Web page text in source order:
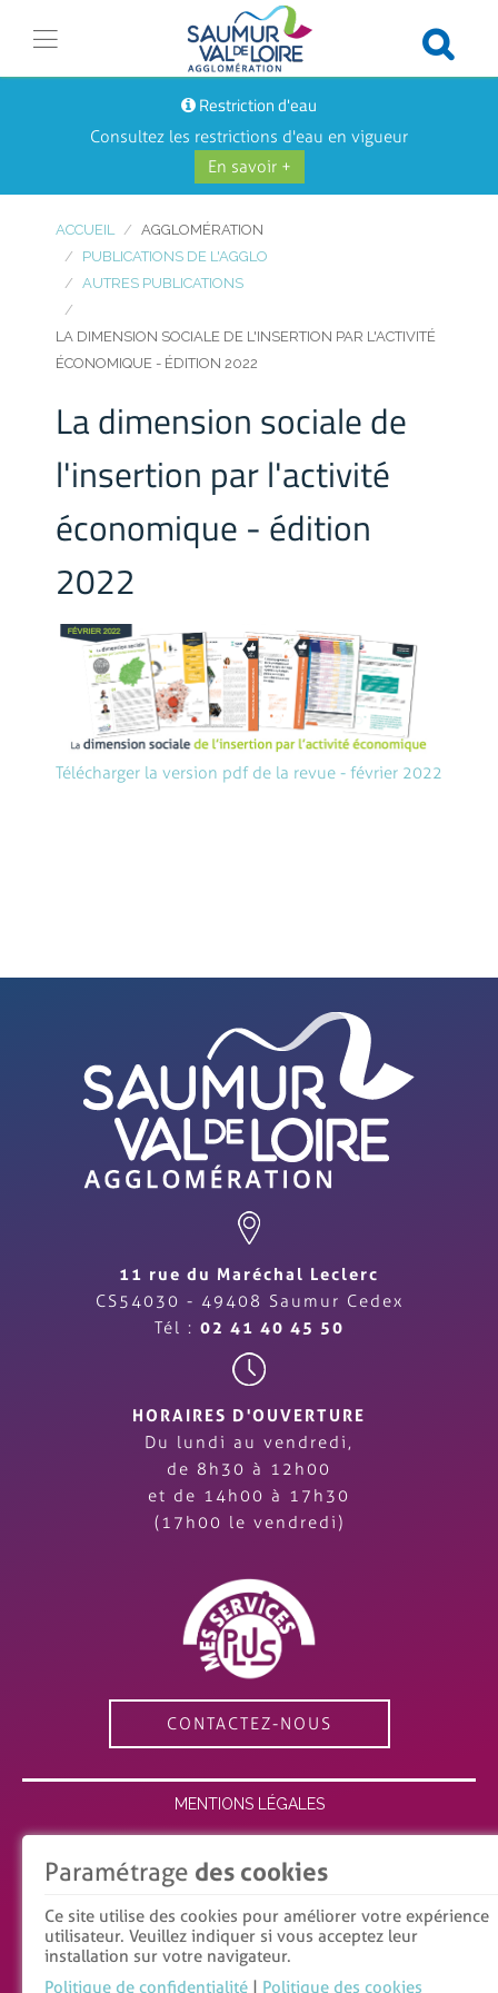
Restriction d'eau
Consultez les restrictions d'eau en vigueur
En savoir +
ACCUEIL
AGGLOMÉRATION
PUBLICATIONS DE L'AGGLO
AUTRES PUBLICATIONS
LA DIMENSION SOCIALE DE L'INSERTION PAR L'ACTIVITÉ
ÉCONOMIQUE - ÉDITION 2022
La dimension sociale de
l'insertion par l'activité
économique - édition
2022
Télécharger la version pdf de la revue - février 2022
Paramétrage des cookies
Ce site utilise des cookies pour améliorer votre expérience
utilisateur. Veuillez indiquer si vous acceptez leur
installation sur votre navigateur.
Politique de confidentialité | Politique des cookies
11 rue du Maréchal Leclerc
CS54030 - 49408 Saumur Cedex
Tél : 02 41 40 45 50
HORAIRES D'OUVERTURE
Du lundi au vendredi,
de 8h30 à 12h00
et de 14h00 à 17h30
(17h00 le vendredi)
CONTACTEZ-NOUS
MENTIONS LÉGALES
POLITIQUE DE CONFIDENTIALITÉ
POLITIQUE DES COOKIES